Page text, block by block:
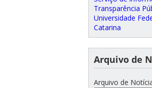
Transparência
Universidade
Catarina
Arquivo de
Arquivo de